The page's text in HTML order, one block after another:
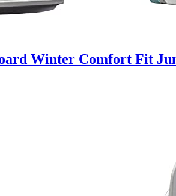
Winter Comfort Fit